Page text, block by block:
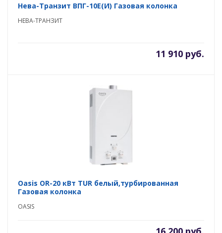
Нева-Транзит ВПГ-10E(И) Газовая колонка
НЕВА-ТРАНЗИТ
11 910 руб.
Oasis OR-20 кВт TUR белый,турбированная
Газовая колонка
OASIS